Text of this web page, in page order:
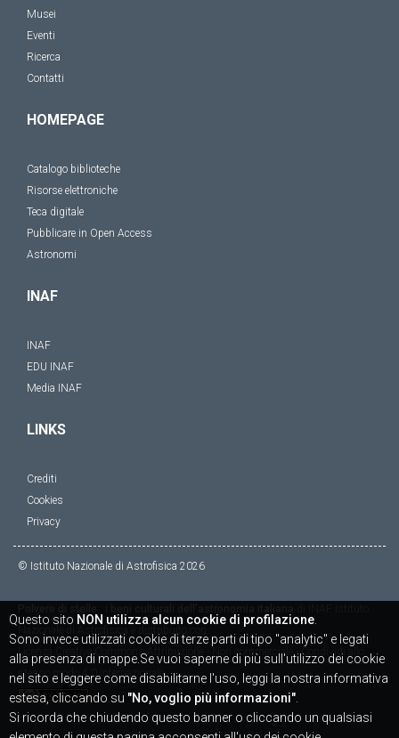
Musei
Eventi
Ricerca
Contatti
HOMEPAGE
Catalogo biblioteche
Risorse elettroniche
Teca digitale
Pubblicare in Open Access
Astronomi
INAF
INAF
EDU INAF
Media INAF
LINKS
Crediti
Cookies
Privacy
© Istituto Nazionale di Astrofisica 2026
Licenza
Creative Commons Attribuzione - Non commerciale - Condividi allo
stesso modo 4.0 Internazionale
Questo sito NON utilizza alcun cookie di profilazione
Sono invece utilizzati cookie di terze parti di tipo "analytic" e legati
alla presenza di mappe.Se vuoi saperne di più sull'utilizzo dei cookie
nel sito e leggere come disabilitarne l'uso, leggi la nostra informativa
estesa, cliccando su "No, voglio più informazioni"
Si ricorda che chiudendo questo banner o cliccando un qualsiasi